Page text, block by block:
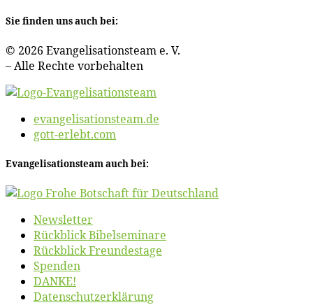
Sie fin­den uns auch bei:
© 2026 Evan­ge­li­sa­ti­ons­team e. V.
– Al­le Rech­te vorbehalten
evangelisationsteam.de
gott-erlebt.com
Evan­ge­li­sa­ti­ons­team auch bei:
News­let­ter
Rück­blick Bibelseminare
Rück­blick Freundestage
Spen­den
DANKE!
Daten­schutz­er­klä­rung